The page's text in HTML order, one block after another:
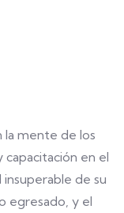
la mente de los
capacitación en el
de su
egresado, y el